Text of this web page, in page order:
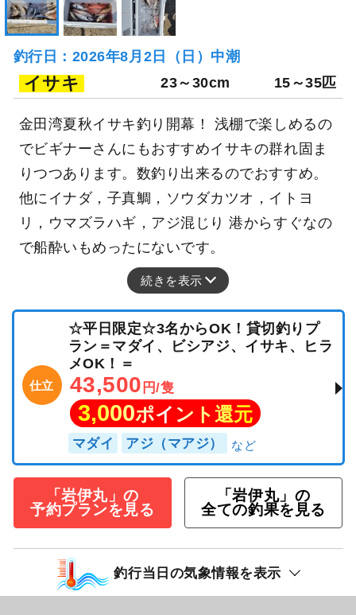
釣行日：2026年8月2日（日）中潮
イサキ 23～30cm 15～35匹
金田湾夏秋イサキ釣り開幕！ 浅棚で楽しめるの
でビギナーさんにもおすすめイサキの群れ固ま
りつつあります。数釣り出来るのでおすすめ。
他にイナダ，子真鯛，ソウダカツオ，イトヨ
リ，ウマズラハギ，アジ混じり 港からすぐなの
で船酔いもめったにないです。
続きを表示
仕立
☆平日限定☆3名からOK！貸切釣りプ
ラン＝マダイ、ビシアジ、イサキ、ヒラ
メOK！＝
43,500 円/隻
3,000ポイント還元
マダイ アジ（マアジ）
「岩伊丸」の
予約プランを見る
「岩伊丸」の
全ての釣果を見る
釣行当日の気象情報を表示